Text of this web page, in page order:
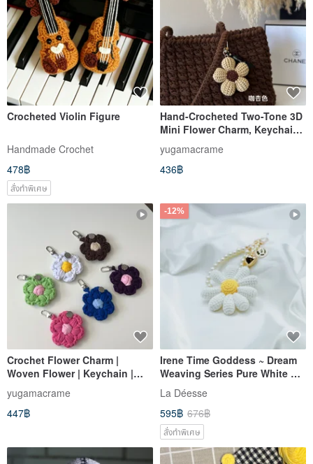
Crocheted Violin Figure
Handmade Crochet
478฿
สั่งทำพิเศษ
Hand-Crocheted Two-Tone 3D
Mini Flower Charm, Keychain,
yugamacrame
436฿
Crochet Flower Charm |
Woven Flower | Keychain |
yugamacrame
447฿
-12%
Irene Time Goddess ~ Dream
Weaving Series Pure White &
Rainbow Daisy Woven Charm
Phone Lanyard Keychain
La Déesse
595฿ 676฿
สั่งทำพิเศษ